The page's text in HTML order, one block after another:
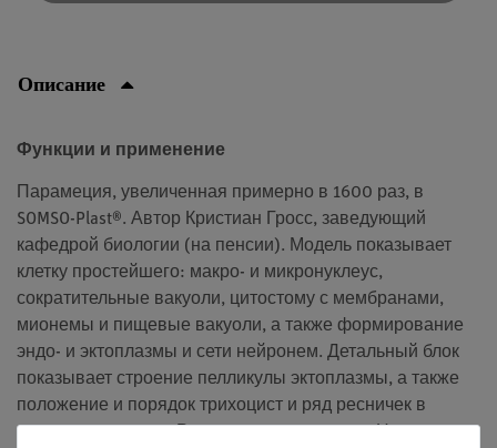
Описание
Функции и применение
Парамеция, увеличенная примерно в 1600 раз, в
SOMSO-Plast®. Автор Кристиан Гросс, заведующий
кафедрой биологии (на пенсии). Модель показывает
клетку простейшего: макро- и микронуклеус,
сократительные вакуоли, цитостому с мембранами,
мионемы и пищевые вакуоли, а также формирование
эндо- и эктоплазмы и сети нейронем. Детальный блок
показывает строение пелликулы эктоплазмы, а также
положение и порядок трихоцист и ряд ресничек в
типичном порядке. Разделяется на 2 части. На